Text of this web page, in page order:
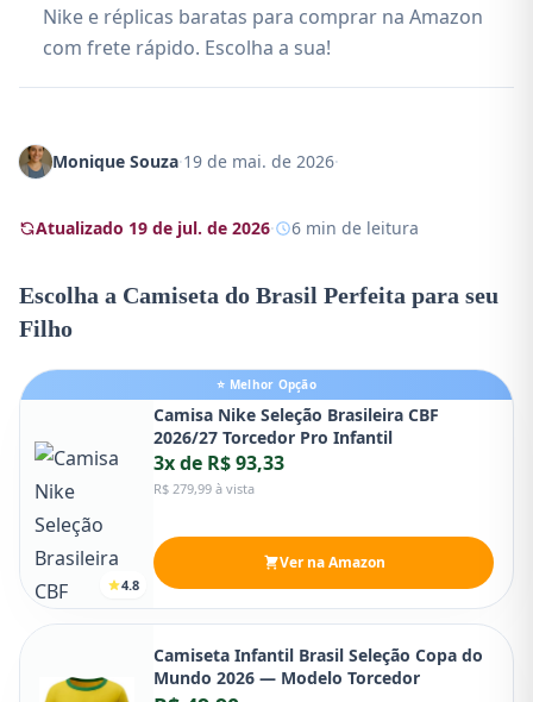
Nike e réplicas baratas para comprar na Amazon
com frete rápido. Escolha a sua!
Monique Souza·19 de mai. de 2026·
Atualizado 19 de jul. de 2026· 6 min de leitura
Escolha a Camiseta do Brasil Perfeita para seu
Filho
⭐ Melhor Opção
4.8
Camisa Nike Seleção Brasileira CBF
2026/27 Torcedor Pro Infantil
3x de R$ 93,33
R$ 279,99 à vista
Ver na Amazon
Camiseta Infantil Brasil Seleção Copa do
Mundo 2026 — Modelo Torcedor